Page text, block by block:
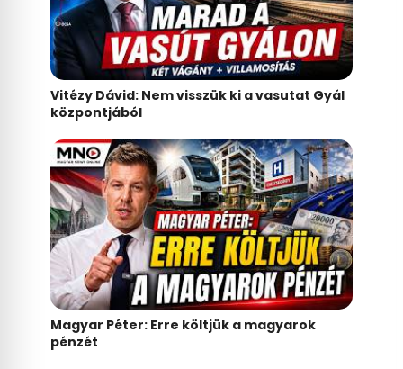
Vitézy Dávid: Nem visszük ki a vasutat Gyál
központjából
Magyar Péter: Erre költjük a magyarok
pénzét